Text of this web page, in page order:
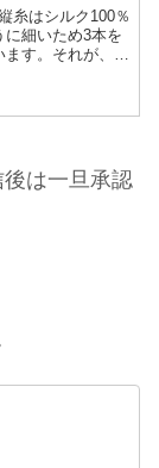
糸はシルク100％
に細いため3本を
ます。それが、横
扱う織りだと珍
は一旦承認